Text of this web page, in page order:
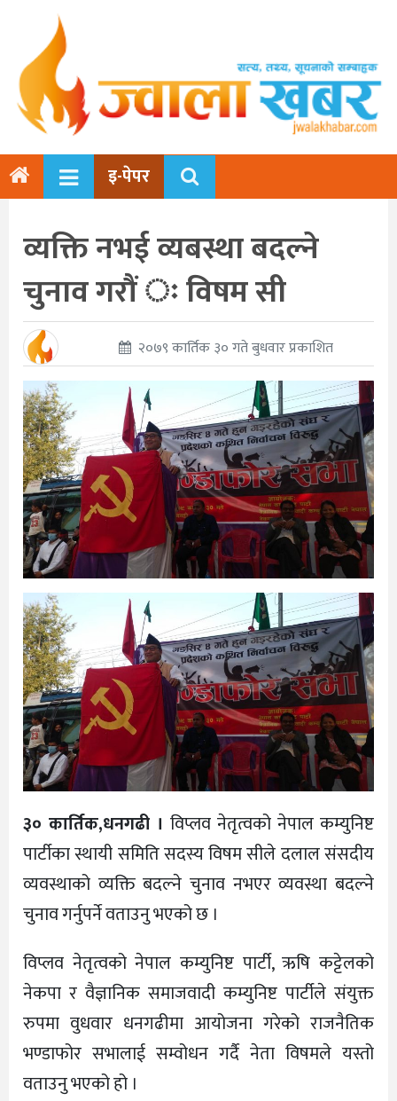
इ-पेपर
व्यक्ति नभई व्यबस्था बदल्ने
चुनाव गरौं ः विषम सी
२०७९ कार्तिक ३० गते बुधवार प्रकाशित
३० कार्तिक,धनगढी । विप्लव नेतृत्वको नेपाल कम्युनिष्ट
पार्टीका स्थायी समिति सदस्य विषम सीले दलाल संसदीय
व्यवस्थाको व्यक्ति बदल्ने चुनाव नभएर व्यवस्था बदल्ने
चुनाव गर्नुपर्ने वताउनु भएको छ ।
विप्लव नेतृत्वको नेपाल कम्युनिष्ट पार्टी, ऋषि कट्टेलको
नेकपा र वैज्ञानिक समाजवादी कम्युनिष्ट पार्टीले संयुक्त
रुपमा वुधवार धनगढीमा आयोजना गरेको राजनैतिक
भण्डाफोर सभालाई सम्वोधन गर्दै नेता विषमले यस्तो
वताउनु भएको हो ।